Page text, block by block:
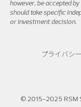
however, be accepted
should take specific
or investment decision.
プライバシ
© 2015-2025 RSM